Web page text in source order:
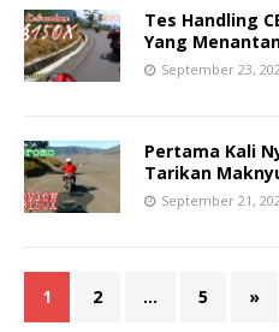
Tes Handling
Yang
September 23,
Pertama Kali
Tarikan
September 21,
1 2 … 5 »